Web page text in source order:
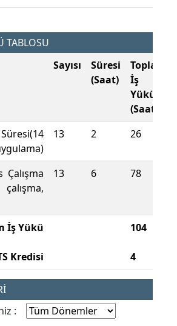
TABLOSU
Sayısı
Süresi
(Saat)
Toplam
İş
Yükü
(Saat)
13 2 26
Çalışma
13 6 78
İş Yükü
Kredisi
104
4
: